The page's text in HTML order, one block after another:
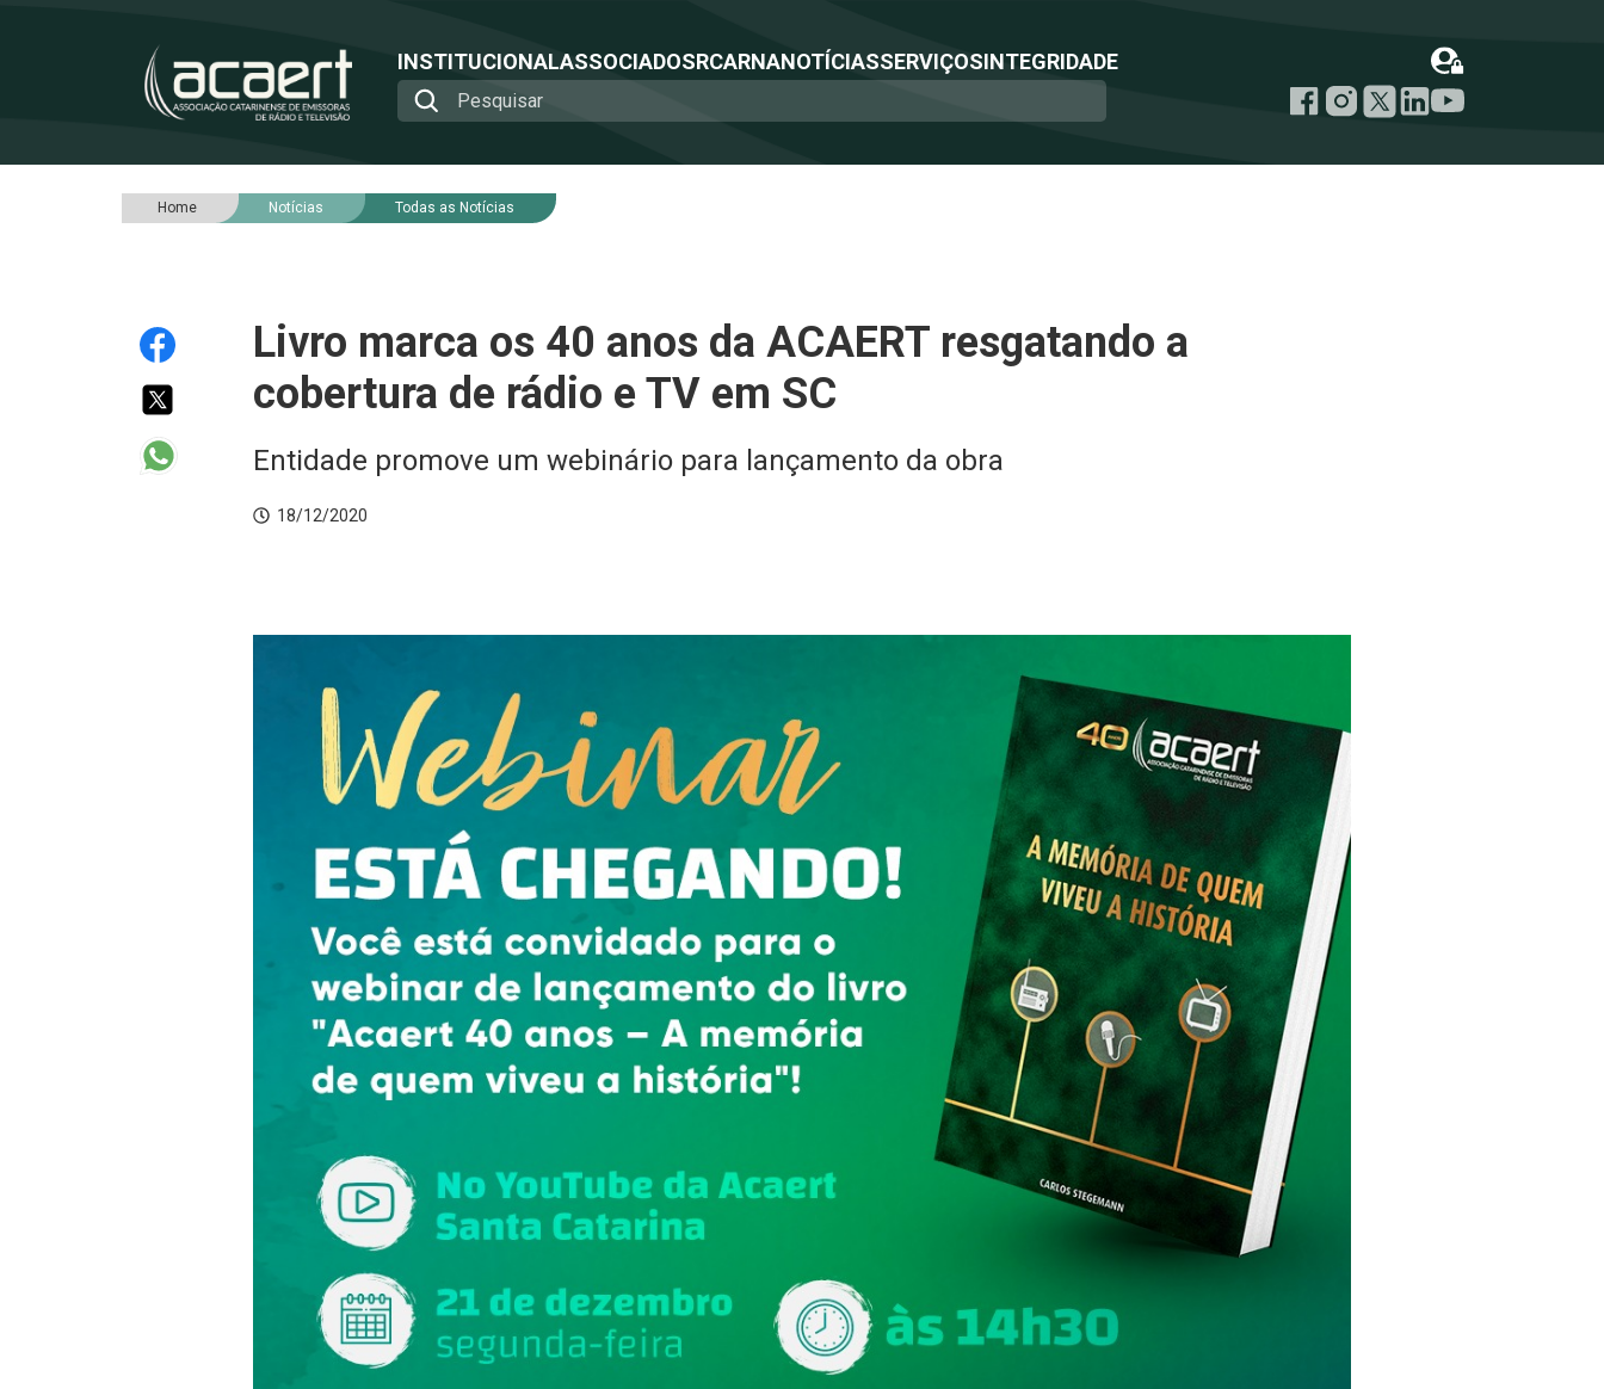
INSTITUCIONALASSOCIADOSRCARNANOTÍCIASSERVIÇOSINTEGRIDADE
Home Notícias Todas as Notícias
Livro marca os 40 anos da ACAERT resgatando a
cobertura de rádio e TV em SC
Entidade promove um webinário para lançamento da obra
18/12/2020